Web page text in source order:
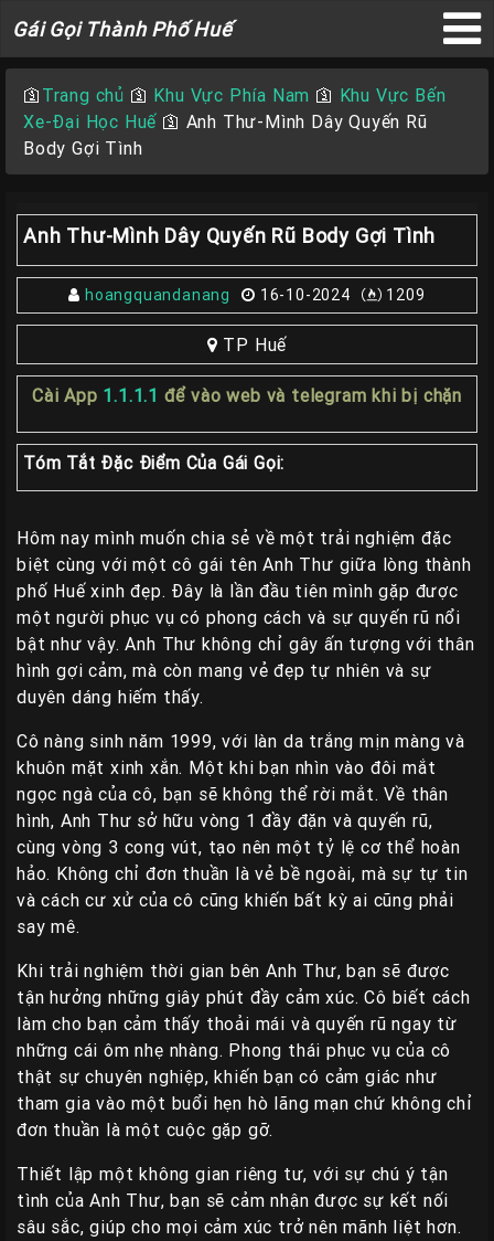
Gái Gọi Thành Phố Huế
Gái
Phố
Huế
×
Trang
Chủ
Gái
Huế
Gọi
Huế
Giá
Gái
Gọi
Sinh
Viên
Huế
Gọi
Huế
Kiểm
Định
HƯỚNG
DẪN
CHECKER
HUẾ
Liên
Hệ
Group
Gái
Gọi
Huế
🛐 Trang chủ 🛐 Khu Vực Phía Nam 🛐 Khu Vực Bến
Xe-Đại Học Huế 🛐 Anh Thư-Mình Dây Quyến Rũ
Body Gợi Tình
Anh Thư-Mình Dây Quyến Rũ Body Gợi Tình
hoangquandanang 16-10-2024 1209
TP Huế
Cài App 1.1.1.1 để vào web và telegram khi bị chặn
Tóm Tắt Đặc Điểm Của Gái Gọi:
Hôm nay mình muốn chia sẻ về một trải nghiệm đặc
biệt cùng với một cô gái tên Anh Thư giữa lòng thành
phố Huế xinh đẹp. Đây là lần đầu tiên mình gặp được
một người phục vụ có phong cách và sự quyến rũ nổi
bật như vậy. Anh Thư không chỉ gây ấn tượng với thân
hình gợi cảm, mà còn mang vẻ đẹp tự nhiên và sự
duyên dáng hiếm thấy.
Cô nàng sinh năm 1999, với làn da trắng mịn màng và
khuôn mặt xinh xắn. Một khi bạn nhìn vào đôi mắt
ngọc ngà của cô, bạn sẽ không thể rời mắt. Về thân
hình, Anh Thư sở hữu vòng 1 đầy đặn và quyến rũ,
cùng vòng 3 cong vút, tạo nên một tỷ lệ cơ thể hoàn
hảo. Không chỉ đơn thuần là vẻ bề ngoài, mà sự tự tin
và cách cư xử của cô cũng khiến bất kỳ ai cũng phải
say mê.
Khi trải nghiệm thời gian bên Anh Thư, bạn sẽ được
tận hưởng những giây phút đầy cảm xúc. Cô biết cách
làm cho bạn cảm thấy thoải mái và quyến rũ ngay từ
những cái ôm nhẹ nhàng. Phong thái phục vụ của cô
thật sự chuyên nghiệp, khiến bạn có cảm giác như
tham gia vào một buổi hẹn hò lãng mạn chứ không chỉ
đơn thuần là một cuộc gặp gỡ.
Thiết lập một không gian riêng tư, với sự chú ý tận
tình của Anh Thư, bạn sẽ cảm nhận được sự kết nối
sâu sắc, giúp cho mọi cảm xúc trở nên mãnh liệt hơn.